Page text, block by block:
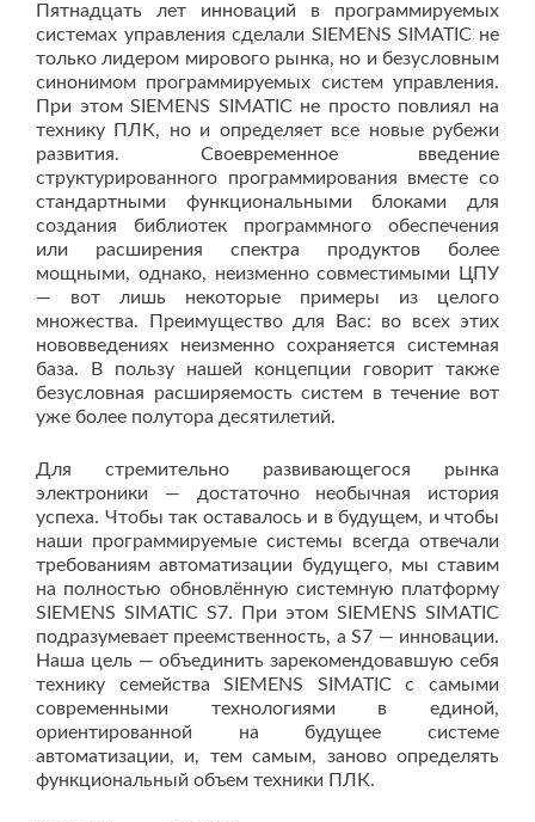
Пятнадцать лет инноваций в программируемых
системах управления сделали SIEMENS SIMATIC не
только лидером мирового рынка, но и безусловным
синонимом программируемых систем управления.
При этом SIEMENS SIMATIC не просто повлиял на
технику ПЛК, но и определяет все новые рубежи
развития. Своевременное введение
структурированного программирования вместе со
стандартными функциональными блоками для
создания библиотек программного обеспечения
или расширения спектра продуктов более
мощными, однако, неизменно совместимыми ЦПУ
— вот лишь некоторые примеры из целого
множества. Преимущество для Вас: во всех этих
нововведениях неизменно сохраняется системная
база. В пользу нашей концепции говорит также
безусловная расширяемость систем в течение вот
уже более полутора десятилетий.
Для стремительно развивающегося рынка
электроники — достаточно необычная история
успеха. Чтобы так оставалось и в будущем, и чтобы
наши программируемые системы всегда отвечали
требованиям автоматизации будущего, мы ставим
на полностью обновлённую системную платформу
SIEMENS SIMATIC S7. При этом SIEMENS SIMATIC
подразумевает преемственность, а S7 — инновации.
Наша цель — объединить зарекомендовавшую себя
технику семейства SIEMENS SIMATIC с самыми
современными технологиями в единой,
ориентированной на будущее системе
автоматизации, и, тем самым, заново определять
функциональный объем техники ПЛК.